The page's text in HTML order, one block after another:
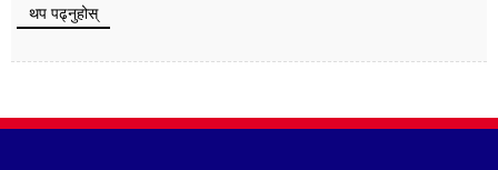
थप पढ्नुहोस्